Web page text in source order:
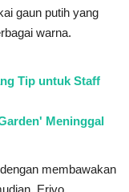
gaun putih yang
warna.
Tip untuk Staff
Meninggal
membawakan
Erivo